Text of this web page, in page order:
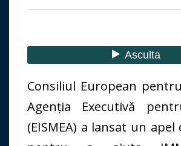
Consiliul European
Agenția Executivă
(EISMEA) a lansat un